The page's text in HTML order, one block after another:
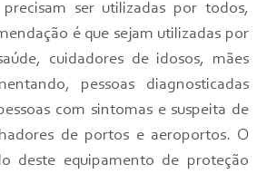
precisam ser utilizadas por todos,
é que sejam utilizadas por
cuidadores de idosos, mães
pessoas diagnosticadas
com sintomas e suspeita de
de portos e aeroportos. O
deste equipamento de proteção